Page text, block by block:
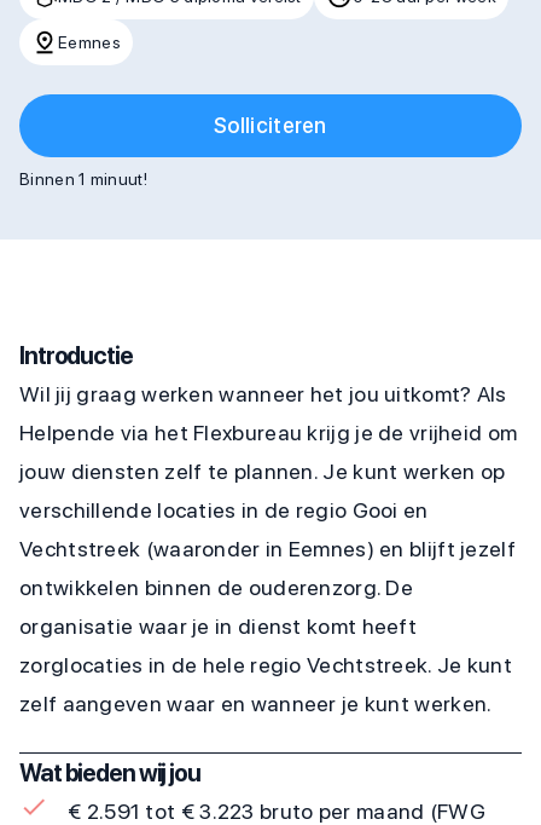
Eemnes
Solliciteren
Binnen 1 minuut!
Introductie
Wil jij graag werken wanneer het jou uitkomt? Als
Helpende via het Flexbureau krijg je de vrijheid om
jouw diensten zelf te plannen. Je kunt werken op
verschillende locaties in de regio Gooi en
Vechtstreek (waaronder in Eemnes) en blijft jezelf
ontwikkelen binnen de ouderenzorg. De
organisatie waar je in dienst komt heeft
zorglocaties in de hele regio Vechtstreek. Je kunt
zelf aangeven waar en wanneer je kunt werken.
Wat bieden wij jou
€ 2.591 tot € 3.223 bruto per maand (FWG